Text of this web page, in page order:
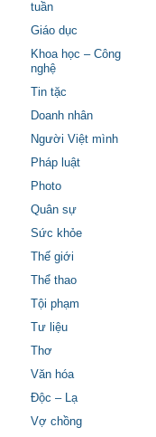
tuần
Giáo dục
Khoa học – Công
nghệ
Tin tặc
Doanh nhân
Người Việt mình
Pháp luật
Photo
Quân sự
Sức khỏe
Thế giới
Thể thao
Tội phạm
Tư liệu
Thơ
Văn hóa
Độc – Lạ
Vợ chồng